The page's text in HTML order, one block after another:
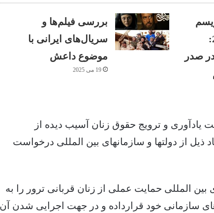
جهانی در سال 2022:
صدر
بررسی فیلم‌ها و
سریال‌های ایرانی با
موضوع داعش
19 می 2025
یادآوری و ترویج حقوق زنان آسیب دیده از
از دولتها و سازمانهای بین المللی درخواست
المللی حمایت عملی از زنان قربانی ترور را به
سازمانی خود قرارداده و در جهت اجرایی شدن آن